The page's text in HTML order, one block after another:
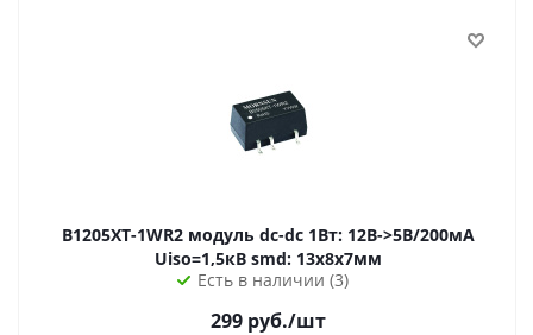
B1205XT-1WR2 модуль dc-dc 1Вт: 12В->5В/200мА
Uiso=1,5кВ smd: 13х8х7мм
Есть в наличии (3)
299руб./шт